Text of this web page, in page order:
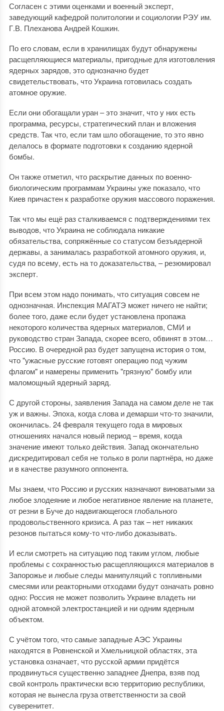
Согласен с этими оценками и военный эксперт,
заведующий кафедрой политологии и социологии РЭУ им.
Г.В. Плеханова Андрей Кошкин.
По его словам, если в хранилищах будут обнаружены
расщепляющиеся материалы, пригодные для изготовления
ядерных зарядов, это однозначно будет
свидетельствовать, что Украина готовилась создать
атомное оружие.
Если они обогащали уран – это значит, что у них есть
программа, ресурсы, стратегический план и вложения
средств. Так что, если там шло обогащение, то это явно
делалось в формате подготовки к созданию ядерной
бомбы.
Он также отметил, что раскрытие данных по военно-
биологическим программам Украины уже показало, что
Киев причастен к разработке оружия массового поражения.
Так что мы ещё раз сталкиваемся с подтверждениями тех
выводов, что Украина не соблюдала никакие
обязательства, сопряжённые со статусом безъядерной
державы, а занималась разработкой атомного оружия, и,
судя по всему, есть на то доказательства, – резюмировал
эксперт.
При всем этом надо понимать, что ситуация совсем не
однозначная. Инспекция МАГАТЭ может ничего не найти;
более того, даже если будет установлена пропажа
некоторого количества ядерных материалов, СМИ и
руководство стран Запада, скорее всего, обвинят в этом…
Россию. В очередной раз будет запущена история о том,
что "ужасные русские готовят операцию под чужим
флагом" и намерены применить "грязную" бомбу или
маломощный ядерный заряд.
С другой стороны, заявления Запада на самом деле не так
уж и важны. Эпоха, когда слова и демарши что-то значили,
окончилась. 24 февраля текущего года в мировых
отношениях начался новый период – время, когда
значение имеют только действия. Запад окончательно
дискредитировал себя не только в роли партнёра, но даже
и в качестве разумного оппонента.
Мы знаем, что Россию и русских назначают виноватыми за
любое злодеяние и любое негативное явление на планете,
от резни в Буче до надвигающегося глобального
продовольственного кризиса. А раз так – нет никаких
резонов пытаться кому-то что-либо доказывать.
И если смотреть на ситуацию под таким углом, любые
проблемы с сохранностью расщепляющихся материалов в
Запорожье и любые следы манипуляций с топливными
смесями или реакторными отходами будут означать ровно
одно: Россия не может позволить Украине владеть ни
одной атомной электростанцией и ни одним ядерным
объектом.
С учётом того, что самые западные АЭС Украины
находятся в Ровненской и Хмельницкой областях, эта
установка означает, что русской армии придётся
продвинуться существенно западнее Днепра, взяв под
свой контроль практически всю территорию республики,
которая не вынесла груза ответственности за свой
суверенитет.